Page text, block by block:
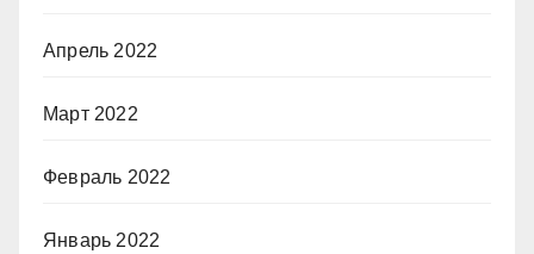
Апрель 2022
Март 2022
Февраль 2022
Январь 2022